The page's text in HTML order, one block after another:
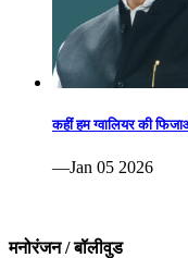
कहीं हम ग्वालियर की
—Jan 05 2026
मनोरंजन / बॉलीवुड